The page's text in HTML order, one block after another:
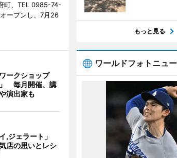
町、TEL 0985-74-
ープンし、7月26
ークショップ
」 毎月開催、講
演出家も
,ジェラート」
店の思いとレシ
もっと見る
ワールドフォトニュ